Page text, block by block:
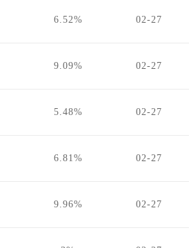
6.52% 02-27
9.09% 02-27
5.48% 02-27
6.81% 02-27
9.96% 02-27